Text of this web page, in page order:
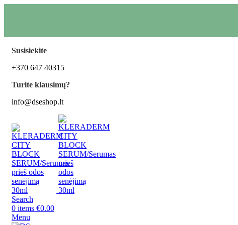
Susisiekite
+370 647 40315
Turite klausimų?
info@dseshop.lt
Search
0 items €0.00
Menu